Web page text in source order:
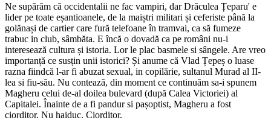
Ne supărăm că occidentalii ne fac vampiri, dar Drăculea Țeparu' e
lider pe toate eșantioanele, de la maiștri militari și ceferiste până la
golănași de cartier care fură telefoane în tramvai, ca să fumeze
trabuc in club, sâmbăta. E încă o dovadă ca pe români nu-i
interesează cultura și istoria. Lor le plac basmele si sângele. Are vreo
importanță ce susțin unii istorici? Și anume că Vlad Țepeș o luase
razna fiindcă l-ar fi abuzat sexual, in copilărie, sultanul Murad al II-
lea si fiu-său. Nu contează, din moment ce continuăm sa-i spunem
Magheru celui de-al doilea bulevard (după Calea Victoriei) al
Capitalei. Înainte de a fi pandur si pașoptist, Magheru a fost
ciorditor. Nu haiduc. Ciorditor.